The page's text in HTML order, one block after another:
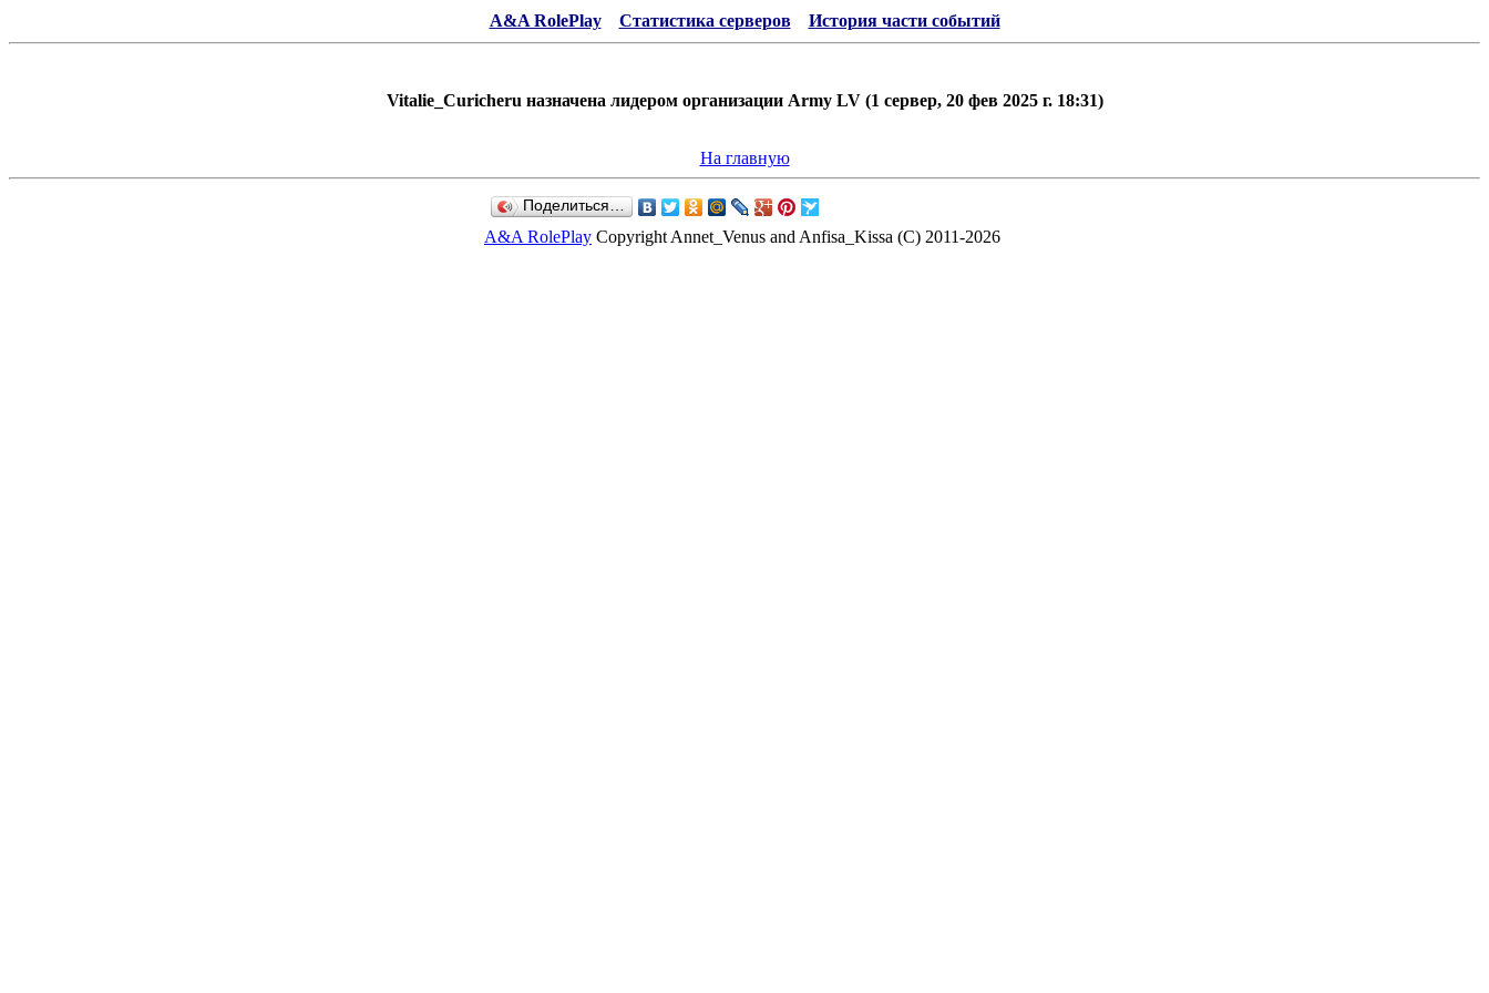
A&A RolePlay Статистика серверов История части событий
Vitalie_Curicheru назначена лидером организации Army LV (1 сервер, 20 фев 2025 г. 18:31)
На главную
Поделиться…
A&A RolePlay Copyright Annet_Venus and Anfisa_Kissa (C) 2011-2026